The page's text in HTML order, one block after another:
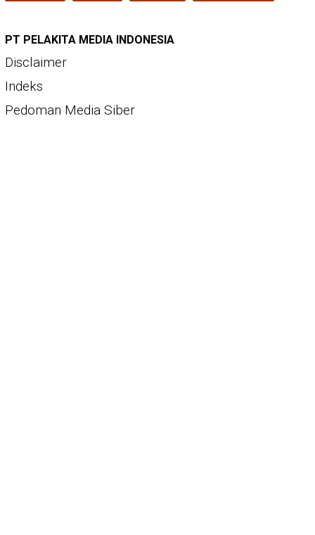
PT PELAKITA MEDIA INDONESIA
Disclaimer
Indeks
Pedoman Media Siber